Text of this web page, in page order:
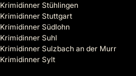
Krimidinner Stühlingen
Krimidinner Stuttgart
Krimidinner Südlohn
Krimidinner Suhl
Krimidinner Sulzbach an der Murr
Krimidinner Sylt